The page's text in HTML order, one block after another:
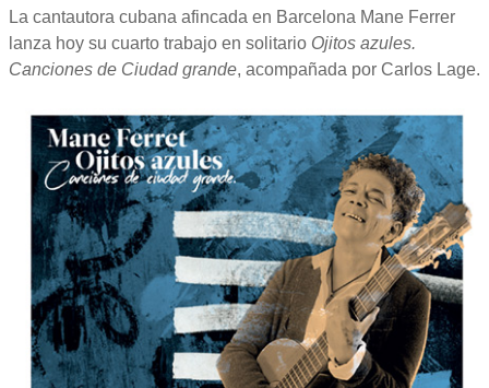
La cantautora cubana afincada en Barcelona Mane Ferrer
lanza hoy su cuarto trabajo en solitario Ojitos azules.
Canciones de Ciudad grande, acompañada por Carlos Lage.